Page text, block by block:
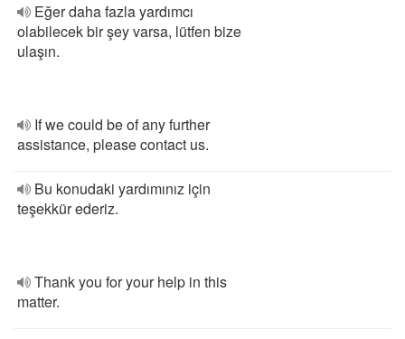
Eğer daha fazla yardımcı
olabilecek bir şey varsa, lütfen bize
ulaşın.
If we could be of any further
assistance, please contact us.
Bu konudaki yardımınız için
teşekkür ederiz.
Thank you for your help in this
matter.